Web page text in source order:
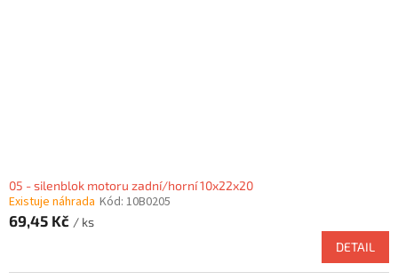
05 - silenblok motoru zadní/horní 10x22x20
Existuje náhrada Kód: 10B0205
69,45 Kč / ks
DETAIL